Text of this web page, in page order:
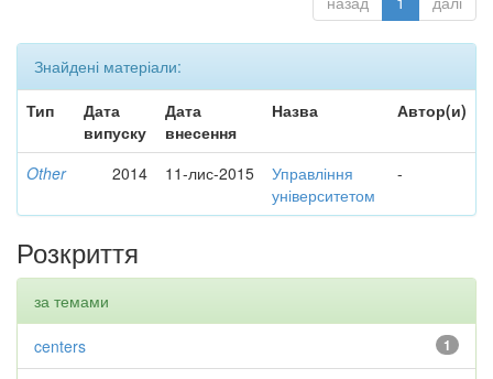
Знайдені матеріали:
Тип
Дата
випуску
Дата
внесення
Назва Автор(и)
Other 2014 11-лис-2015
Управління
університетом
-
Розкриття
за темами
1
centers